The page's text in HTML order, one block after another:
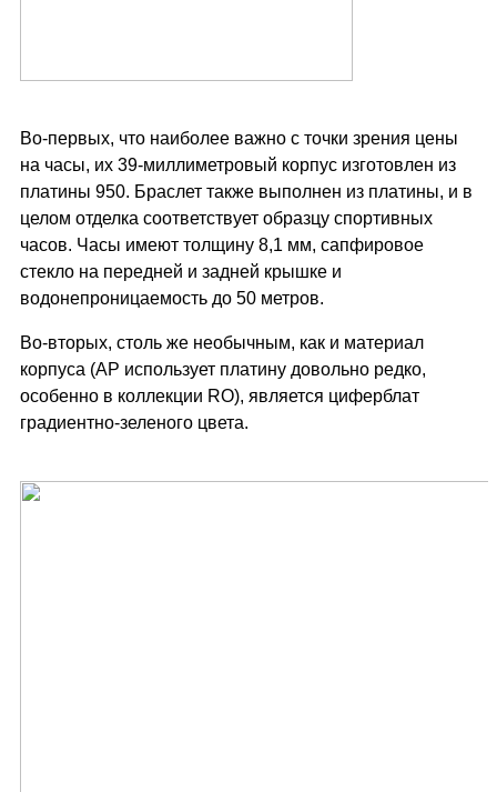
Во-первых, что наиболее важно с точки зрения цены
на часы, их 39-миллиметровый корпус изготовлен из
платины 950. Браслет также выполнен из платины, и в
целом отделка соответствует образцу спортивных
часов. Часы имеют толщину 8,1 мм, сапфировое
стекло на передней и задней крышке и
водонепроницаемость до 50 метров.
Во-вторых, столь же необычным, как и материал
корпуса (AP использует платину довольно редко,
особенно в коллекции RO), является циферблат
градиентно-зеленого цвета.